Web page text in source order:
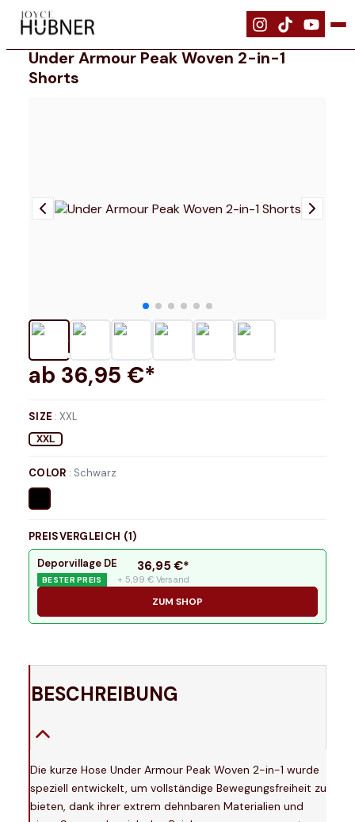
| Bekleidung Under Armour Peak Woven 2-in-1 Shorts
Under Armour Peak Woven 2-in-1
Shorts
ab 36,95 €*
SIZE :XXL
XXL
COLOR : Schwarz
PREISVERGLEICH (1)
Deporvillage DE
BESTER PREIS
36,95 €*
+ 5,99 € Versand
ZUM SHOP
BESCHREIBUNG
Die kurze Hose Under Armour Peak Woven 2-in-1 wurde
speziell entwickelt, um vollständige Bewegungsfreiheit zu
bieten, dank ihrer extrem dehnbaren Materialien und